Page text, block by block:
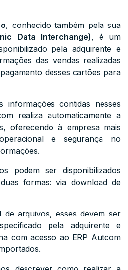
, conhecido também pela sua
Data Interchange), é um
pela adquirente e
das vendas realizadas
desses cartões para
informações contidas nesses
realiza automaticamente a
oferecendo à empresa mais
e segurança no
podem ser disponibilizados
formas: via download de
arquivos, esses devem ser
pela adquirente e
com acesso ao ERP Autcom